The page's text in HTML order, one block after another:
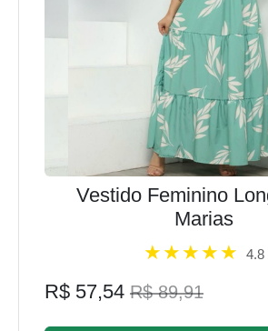
Vestido Feminino
Marias
4.8
R$ 57,54 R$ 89,91